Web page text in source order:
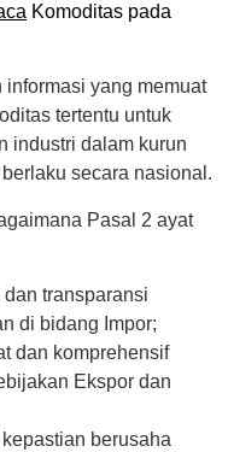
Komoditas pada
yang memuat
tertentu untuk
industri dalam kurun
secara nasional.
Pasal 2 ayat
transparansi
di bidang Impor;
dan komprehensif
Ekspor dan
berusaha